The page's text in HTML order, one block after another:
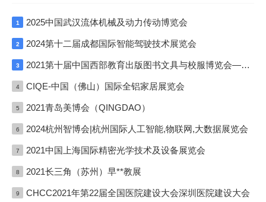
1 2025中国武汉流体机械及动力传动博览会
2 2024第十二届成都国际智能驾驶技术展览会
3 2021第十届中国西部教育出版图书文具与校服博览会—成渝双城展
4 CIQE-中国（佛山）国际全铝家居展览会
5 2021青岛美博会（QINGDAO）
6 2024杭州智博会|杭州国际人工智能,物联网,大数据展览会
7 2021中国上海国际精密光学技术及设备展览会
8 2021长三角（苏州）早**教展
9 CHCC2021年第22届全国医院建设大会深圳医院建设大会